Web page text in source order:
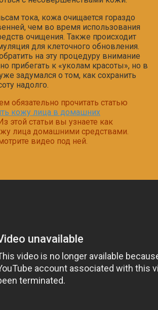
тока, кожа очищается гораздо
чем во время использования
очищения. Также происходит
для клеточного обновления.
на эту процедуру внимание
прибегать к «уколам красоты», но в
задумался о том, как сохранить
надолго.
обязательно прочитать статью
кожу лица в домашних
этой статьи вы узнаете как
лица домашними средствами.
видео под ней.